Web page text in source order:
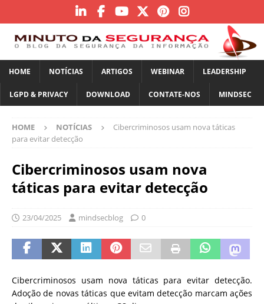
HOME NOTÍCIAS ARTIGOS WEBINAR LEADERSHIP
LGPD & PRIVACY DOWNLOAD CONTATE-NOS MINDSEC
HOME NOTÍCIAS
Cibercriminosos usam nova táticas
para evitar detecção
Cibercriminosos usam nova
táticas para evitar detecção
23/04/2025 mindsecblog 0
Cibercriminosos usam nova táticas para evitar detecção.
Adoção de novas táticas que evitam detecção marcam ações